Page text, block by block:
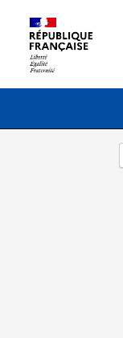
Menu principal